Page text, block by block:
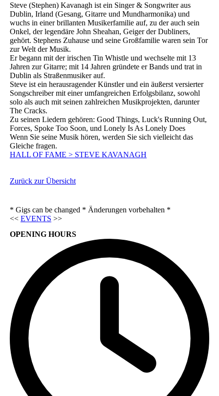
Steve (Stephen) Kavanagh ist ein Singer & Songwriter aus
Dublin, Irland (Gesang, Gitarre und Mundharmonika) und
wuchs in einer brillanten Musikerfamilie auf, zu der auch sein
Onkel, der legendäre John Sheahan, Geiger der Dubliners,
gehört. Stephens Zuhause und seine Großfamilie waren sein Tor
zur Welt der Musik.
Er begann mit der irischen Tin Whistle und wechselte mit 13
Jahren zur Gitarre; mit 14 Jahren gründete er Bands und trat in
Dublin als Straßenmusiker auf.
Steve ist ein herausragender Künstler und ein äußerst versierter
Songschreiber mit einer umfangreichen Erfolgsbilanz, sowohl
solo als auch mit seinen zahlreichen Musikprojekten, darunter
The Cracks.
Zu seinen Liedern gehören: Good Things, Luck's Running Out,
Forces, Spoke Too Soon, und Lonely Is As Lonely Does
Wenn Sie seine Musik hören, werden Sie sich vielleicht das
Gleiche fragen.
HALL OF FAME > STEVE KAVANAGH
Zurück zur Übersicht
* Gigs can be changed * Änderungen vorbehalten *
<< EVENTS >>
OPENING HOURS